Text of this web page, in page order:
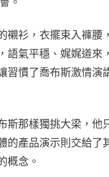
襯衫，衣擺束入褲腰
語氣平穩、娓娓道來
習慣了喬布斯激情演
斯那樣獨挑大梁，他
的產品演示則交給了
概念。